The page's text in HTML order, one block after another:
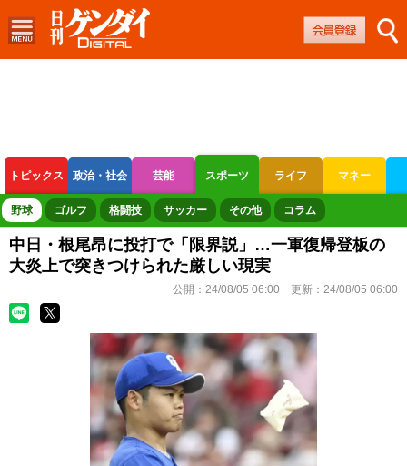
トピックス 政治・社会 芸能 スポーツ ライフ マネー
ボートレース 競輪 オートレース
野球 ゴルフ 格闘技 サッカー その他 コラム
中日・根尾昂に投打で「限界説」…一軍復帰登板の
大炎上で突きつけられた厳しい現実
公開： 24/08/05 06:00 更新： 24/08/05 06:00